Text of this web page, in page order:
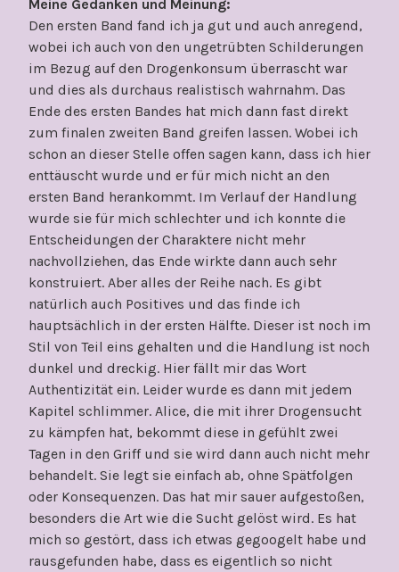
Meine Gedanken und Meinung:
Den ersten Band fand ich ja gut und auch anregend,
wobei ich auch von den ungetrübten Schilderungen
im Bezug auf den Drogenkonsum überrascht war
und dies als durchaus realistisch wahrnahm. Das
Ende des ersten Bandes hat mich dann fast direkt
zum finalen zweiten Band greifen lassen. Wobei ich
schon an dieser Stelle offen sagen kann, dass ich hier
enttäuscht wurde und er für mich nicht an den
ersten Band herankommt. Im Verlauf der Handlung
wurde sie für mich schlechter und ich konnte die
Entscheidungen der Charaktere nicht mehr
nachvollziehen, das Ende wirkte dann auch sehr
konstruiert. Aber alles der Reihe nach. Es gibt
natürlich auch Positives und das finde ich
hauptsächlich in der ersten Hälfte. Dieser ist noch im
Stil von Teil eins gehalten und die Handlung ist noch
dunkel und dreckig. Hier fällt mir das Wort
Authentizität ein. Leider wurde es dann mit jedem
Kapitel schlimmer. Alice, die mit ihrer Drogensucht
zu kämpfen hat, bekommt diese in gefühlt zwei
Tagen in den Griff und sie wird dann auch nicht mehr
behandelt. Sie legt sie einfach ab, ohne Spätfolgen
oder Konsequenzen. Das hat mir sauer aufgestoßen,
besonders die Art wie die Sucht gelöst wird. Es hat
mich so gestört, dass ich etwas gegoogelt habe und
rausgefunden habe, dass es eigentlich so nicht